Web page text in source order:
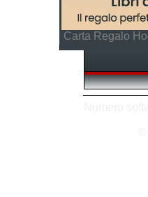
Carta Regalo